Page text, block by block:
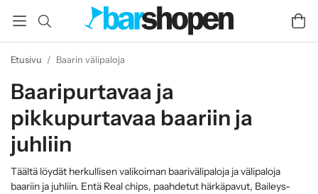
Etusivu / Baarin välipaloja
Baaripurtavaa ja
pikkupurtavaa baariin ja
juhliin
Täältä löydät herkullisen valikoiman baarivälipaloja ja välipaloja
baariin ja juhliin. Entä Real chips, paahdetut härkäpavut, Baileys-